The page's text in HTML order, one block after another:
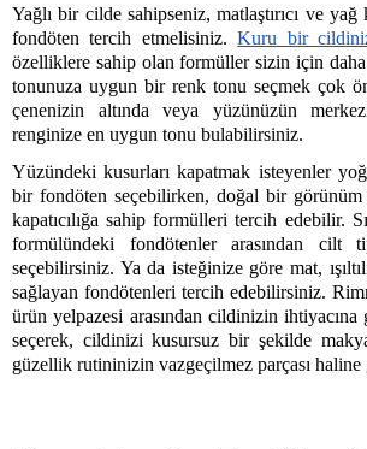
Yağlı bir cilde sahipseniz, matlaştırıcı ve
fondöten tercih etmelisiniz. Kuru bir
özelliklere sahip olan formüller sizin için
tonunuza uygun bir renk tonu seçmek çok
çenenizin altında veya yüzünüzün
renginize en uygun tonu bulabilirsiniz.
Yüzündeki kusurları kapatmak isteyenler
bir fondöten seçebilirken, doğal bir
kapatıcılığa sahip formülleri tercih edebilir.
formülündeki fondötenler arasından cilt
seçebilirsiniz. Ya da isteğinize göre mat,
sağlayan fondötenleri tercih edebilirsiniz.
ürün yelpazesi arasından cildinizin
seçerek, cildinizi kusursuz bir şekilde
güzellik rutininizin vazgeçilmez parçası